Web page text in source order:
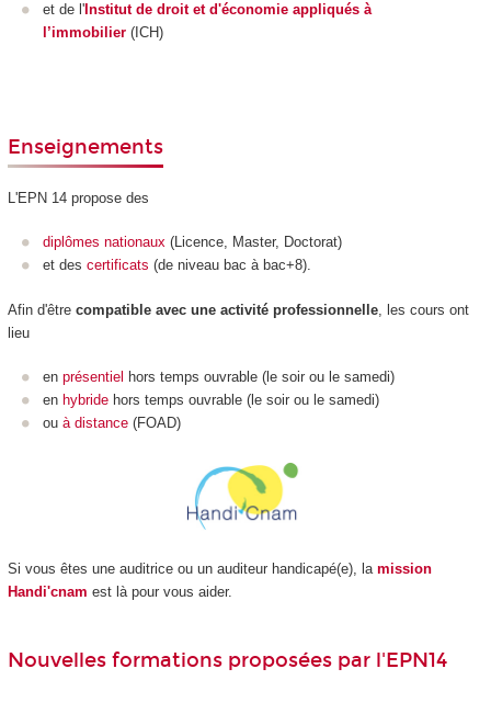
et de l' Institut de droit et d'économie appliqués à
l’immobilier (ICH)
Enseignements
L'EPN 14 propose des
diplômes nationaux (Licence, Master, Doctorat)
et des certificats (de niveau bac à bac+8).
Afin d'être compatible avec une activité professionnelle, les cours ont
lieu
en présentiel hors temps ouvrable (le soir ou le samedi)
en hybride hors temps ouvrable (le soir ou le samedi)
ou à distance (FOAD)
Si vous êtes une auditrice ou un auditeur handicapé(e), la mission
Handi'cnam est là pour vous aider.
Nouvelles formations proposées par l'EPN14